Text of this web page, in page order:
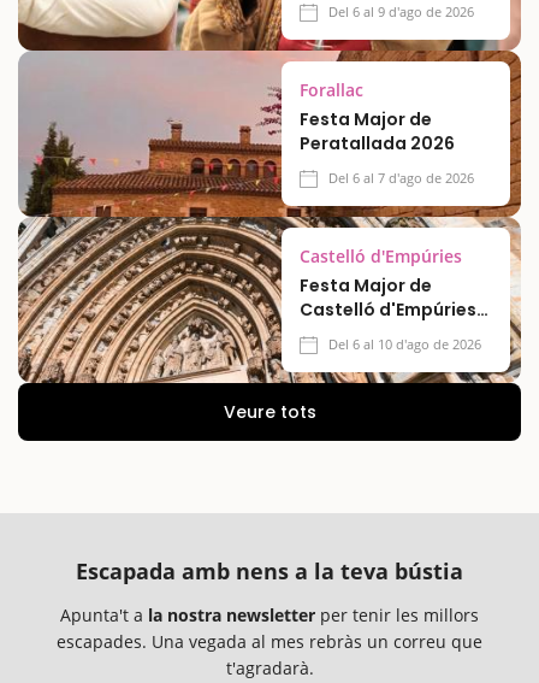
Del 6 al 9 d'ago de 2026
Forallac
Festa Major de
Peratallada 2026
Del 6 al 7 d'ago de 2026
Castelló d'Empúries
Festa Major de
Castelló d'Empúries
2026Del 6 al 10 d'ago de 2026
Veure tots
Escapada amb nens a la teva bústia
Apunta't a la nostra newsletter per tenir les millors
escapades. Una vegada al mes rebràs un correu que
t'agradarà.